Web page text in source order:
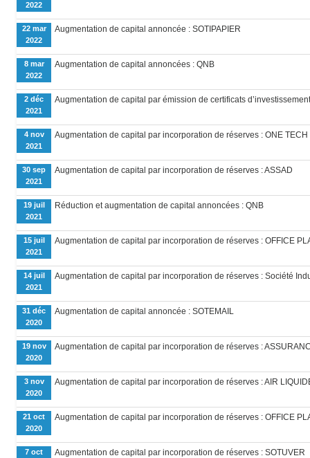
2022
22 mar
2022
Augmentation de capital annoncée : SOTIPAPIER
8 mar
2022
Augmentation de capital annoncées : QNB
2 déc
2021
Augmentation de capital par émission de certificats
4 nov
2021
Augmentation de capital par incorporation de réserves : ONE TECH
30 sep
2021
Augmentation de capital par incorporation de réserves : ASSAD
19 juil
2021
Réduction et augmentation de capital annoncées : QNB
15 juil
2021
Augmentation de capital par incorporation de réserves : OFFICE
14 juil
2021
Augmentation de capital par incorporation de réserves : Société
31 déc
2020
Augmentation de capital annoncée : SOTEMAIL
19 nov
2020
Augmentation de capital par incorporation de réserves :
3 nov
2020
Augmentation de capital par incorporation de réserves : AIR
21 oct
2020
Augmentation de capital par incorporation de réserves : OFFICE
7 oct
Augmentation de capital par incorporation de réserves : SOTUVER